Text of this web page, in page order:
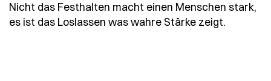
Nicht das Festhalten macht einen Menschen stark,
es ist das Loslassen was wahre Stärke zeigt.